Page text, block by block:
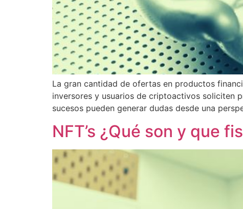
La gran cantidad de ofertas en productos
inversores y usuarios de criptoactivos soliciten
sucesos pueden generar dudas desde una
NFT’s ¿Qué son y que